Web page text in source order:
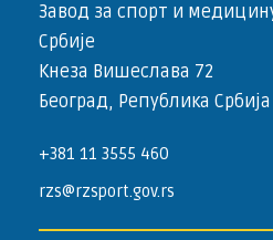
Завод за спорт и
Србије
Кнеза Вишеслава 72
Београд, Република Србија
+381 11 3555 460
rzs@rzsport.gov.rs